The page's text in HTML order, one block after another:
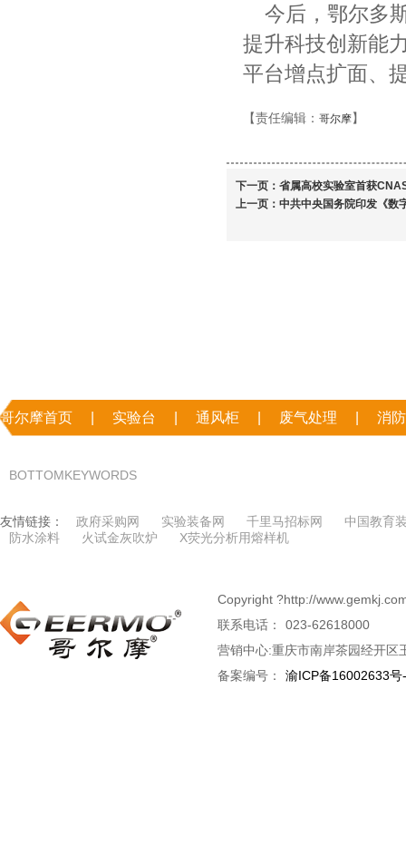
今后，鄂尔多
提升科技创新能
平台增点扩面、
【责任编辑：哥尔摩】
下一页： 省属高校实验室首获
上一页： 中共中央国务院印发《数
哥尔摩首页 实验台 通风柜 废气处理 消
BOTTOMKEYWORDS
友情链接： 政府采购网 实验装备网 千里马招标网
中国教育
防水涂料
火试金灰吹炉 X荧光分析用熔样机
Copyright ?http://
联系电话：
023-62618000
营销中心:重庆市南岸茶园经开区
备案编号：
渝ICP备16002633号